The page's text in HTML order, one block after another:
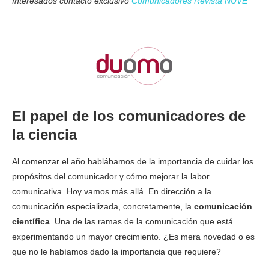
El papel de los comunicadores de
la ciencia
Al comenzar el año hablábamos de la importancia de cuidar los
propósitos del comunicador y cómo mejorar la labor
comunicativa. Hoy vamos más allá. En dirección a la
comunicación especializada, concretamente, la comunicación
científica . Una de las ramas de la comunicación que está
experimentando un mayor crecimiento. ¿Es mera novedad o es
que no le habíamos dado la importancia que requiere?